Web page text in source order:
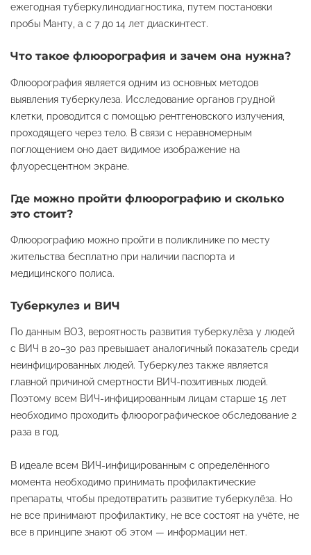
ежегодная туберкулинодиагностика, путем постановки
пробы Манту, а с 7 до 14 лет диаскинтест.
Что такое флюорография и зачем она нужна?
Флюорография является одним из основных методов
выявления туберкулеза. Исследование органов грудной
клетки, проводится с помощью рентгеновского излучения,
проходящего через тело. В связи с неравномерным
поглощением оно дает видимое изображение на
флуоресцентном экране.
Где можно пройти флюорографию и сколько
это стоит?
Флюорографию можно пройти в поликлинике по месту
жительства бесплатно при наличии паспорта и
медицинского полиса.
Туберкулез и ВИЧ
По данным ВОЗ, вероятность развития туберкулёза у людей
с ВИЧ в 20–30 раз превышает аналогичный показатель среди
неинфицированных людей. Туберкулез также является
главной причиной смертности ВИЧ-позитивных людей.
Поэтому всем ВИЧ-инфицированным лицам старше 15 лет
необходимо проходить флюорографическое обследование 2
раза в год.
В идеале всем ВИЧ-инфицированным с определённого
момента необходимо принимать профилактические
препараты, чтобы предотвратить развитие туберкулёза. Но
не все принимают профилактику, не все состоят на учёте, не
все в принципе знают об этом — информации нет.